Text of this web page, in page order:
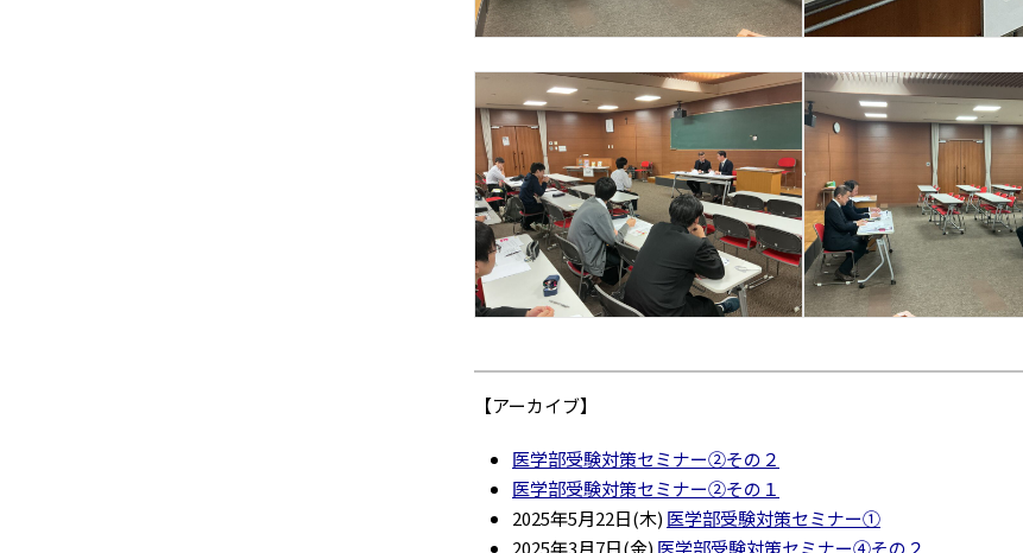
【アーカイブ】
医学部受験対策セミナー②その２
医学部受験対策セミナー②その１
2025年5月22日(木) 医学部受験対策セミナー①
2025年3月7日(金) 医学部受験対策セミナー④その２